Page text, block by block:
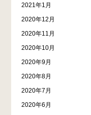
2021年1月
2020年12月
2020年11月
2020年10月
2020年9月
2020年8月
2020年7月
2020年6月